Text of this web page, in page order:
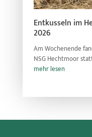
Entkusseln im
2026
Am Wochenende
NSG Hechtmoor
mehr lesen